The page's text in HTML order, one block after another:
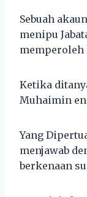
Sebuah
menipu
memperoleh
Ketika
Muhaimin
Yang
menjawab
berkenaan